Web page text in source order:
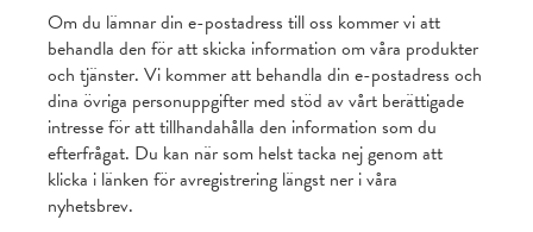
Om du lämnar din e-postadress till oss kommer vi att
behandla den för att skicka information om våra produkter
och tjänster. Vi kommer att behandla din e-postadress och
dina övriga personuppgifter med stöd av vårt berättigade
intresse för att tillhandahålla den information som du
efterfrågat. Du kan när som helst tacka nej genom att
klicka i länken för avregistrering längst ner i våra
nyhetsbrev.